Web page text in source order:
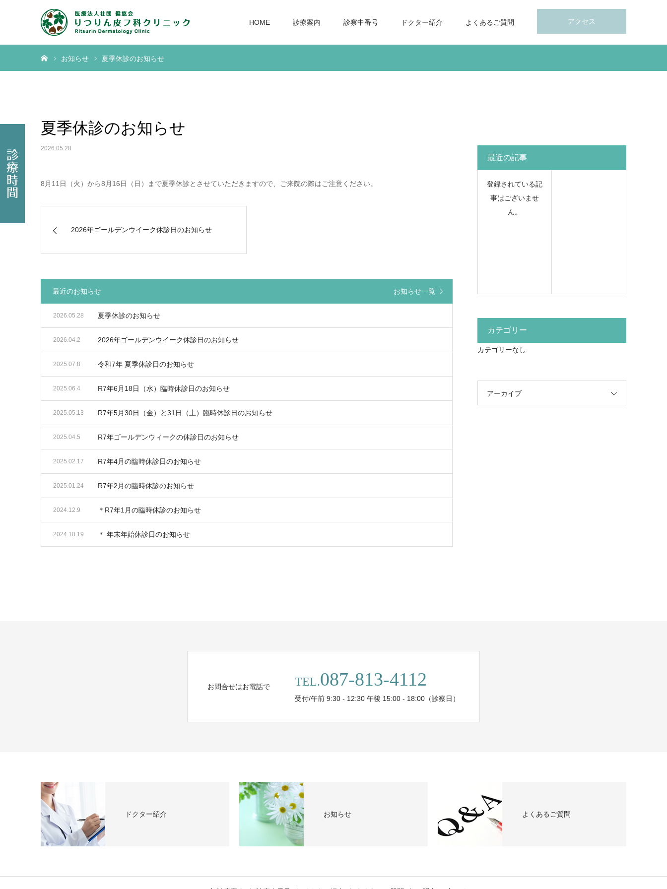
アクセス
HOME 診療案内 診察中番号 ドクター紹介 よくあるご質問
お知らせ 夏季休診のお知らせ
夏季休診のお知らせ
2026.05.28
8月11日（火）から8月16日（日）まで夏季休診とさせていただきますので、ご来院の際はご注意ください。
2026年ゴールデンウイーク休診日のお知らせ
最近のお知らせ お知らせ一覧
夏季休診のお知らせ
2026.05.28
2026年ゴールデンウイーク休診日のお知らせ
2026.04.2
令和7年 夏季休診日のお知らせ
2025.07.8
R7年6月18日（水）臨時休診日のお知らせ
2025.06.4
R7年5月30日（金）と31日（土）臨時休診日のお知らせ
2025.05.13
R7年ゴールデンウィークの休診日のお知らせ
2025.04.5
R7年4月の臨時休診日のお知らせ
2025.02.17
R7年2月の臨時休診のお知らせ
2025.01.24
＊R7年1月の臨時休診のお知らせ
2024.12.9
＊ 年末年始休診日のお知らせ
2024.10.19
最近の記事
登録されている記
事はございませ
ん。
カテゴリー
カテゴリーなし
アーカイブ
お問合せはお電話で TEL.087-813-4112
受付/午前 9:30 - 12:30 午後 15:00 - 18:00（診察日）
ドクター紹介 お知らせ よくあるご質問